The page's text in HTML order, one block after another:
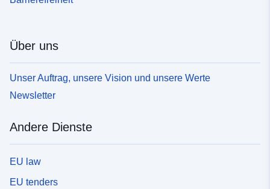
Über uns
Unser Auftrag, unsere Vision und unsere Werte
Newsletter
Andere Dienste
EU law
EU tenders